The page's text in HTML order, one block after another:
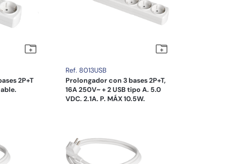
2P+T
Ref. 8013USB
Prolongador con 3 bases 2P+T,
16A 250V~ + 2 USB tipo A. 5.0
VDC. 2.1A. P. MÁX 10.5W.